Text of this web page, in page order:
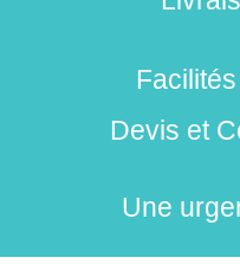
Devis et
Une